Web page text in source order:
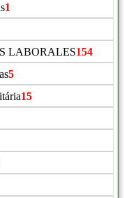
1
LABORALES154
5
15